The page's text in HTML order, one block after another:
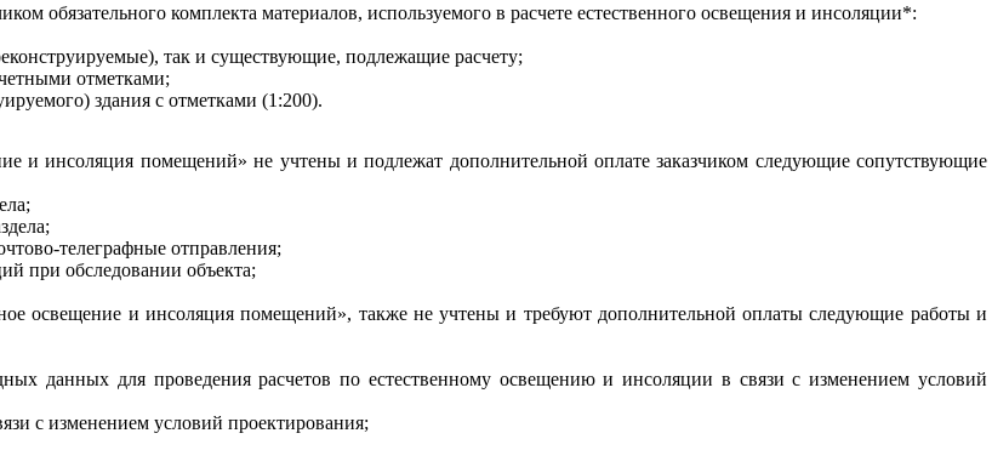
обязательного комплекта материалов, используемого в расчете естественного освещения и инсоляции*:
так и существующие, подлежащие расчету;
отметками;
здания с отметками (1:200).
и инсоляция помещений» не учтены и подлежат дополнительной оплате заказчиком следующие сопутствующие
телеграфные отправления;
при обследовании объекта;
освещение и инсоляция помещений», также не учтены и требуют дополнительной оплаты следующие работы и
данных для проведения расчетов по естественному освещению и инсоляции в связи с изменением условий
с изменением условий проектирования;